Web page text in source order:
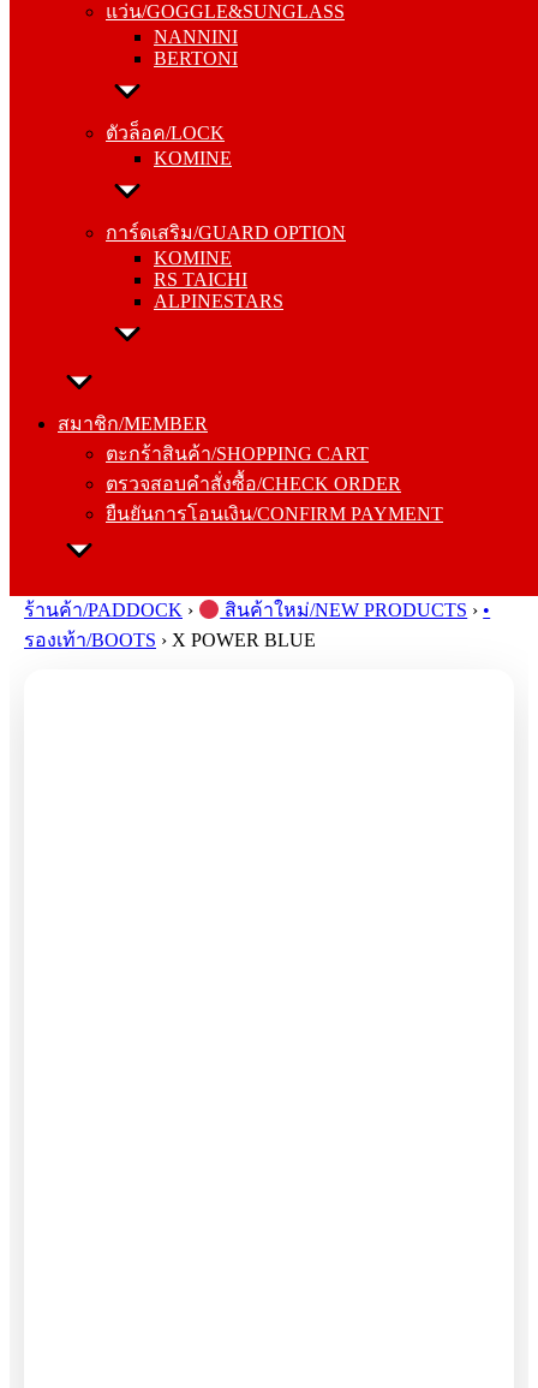
แว่น/GOGGLE&SUNGLASS
NANNINI
BERTONI
ตัวล็อค/LOCK
KOMINE
การ์ดเสริม/GUARD OPTION
KOMINE
RS TAICHI
ALPINESTARS
สมาชิก/MEMBER
ตะกร้าสินค้า/SHOPPING CART
ตรวจสอบคำสั่งซื้อ/CHECK ORDER
ยืนยันการโอนเงิน/CONFIRM PAYMENT
BERTONI
ตัวล็อค/LOCK
การ์ดเสริม/GUARD OPTION
RS TAICHI
ALPINESTARS
สมาชิก/MEMBER
ตรวจสอบคำสั่งซื้อ/CHECK ORDER
ยืนยันการโอนเงิน/CONFIRM PAYMENT
ร้านค้า/PADDOCK › สินค้าใหม่/NEW PRODUCTS › •
รองเท้า/BOOTS › X POWER BLUE